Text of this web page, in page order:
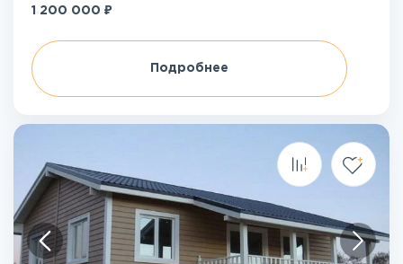
1 200 000 ₽
Подробнее